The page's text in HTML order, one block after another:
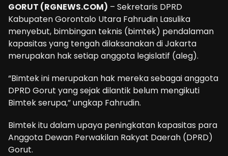
GORUT (RGNEWS.COM) – Sekretaris DPRD
Kabupaten Gorontalo Utara Fahrudin Lasulika
menyebut, bimbingan teknis (bimtek) pendalaman
kapasitas yang tengah dilaksanakan di Jakarta
merupakan hak setiap anggota legislatif (aleg).
“Bimtek ini merupakan hak mereka sebagai anggota
DPRD Gorut yang sejak dilantik belum mengikuti
Bimtek serupa,” ungkap Fahrudin.
Bimtek itu dalam upaya peningkatan kapasitas para
Anggota Dewan Perwakilan Rakyat Daerah (DPRD)
Gorut.